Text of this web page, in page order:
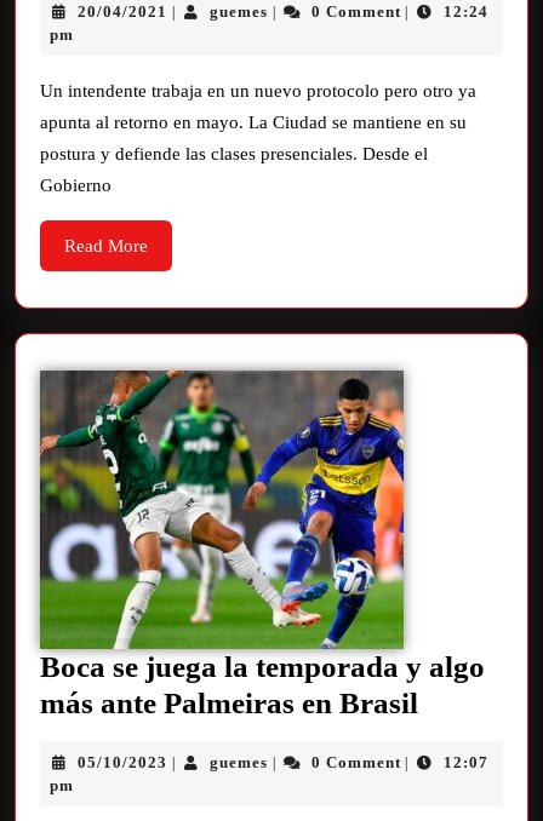
20/04/2021 | guemes | 0 Comment |
12:24
pm
Un intendente trabaja en un nuevo protocolo pero otro ya
apunta al retorno en mayo. La Ciudad se mantiene en su
postura y defiende las clases presenciales. Desde el
Gobierno
Read More
Boca se juega la temporada y algo
más ante Palmeiras en Brasil
05/10/2023 | guemes | 0 Comment |
12:07
pm